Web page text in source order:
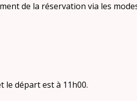
de la réservation via les
le départ est à 11h00.